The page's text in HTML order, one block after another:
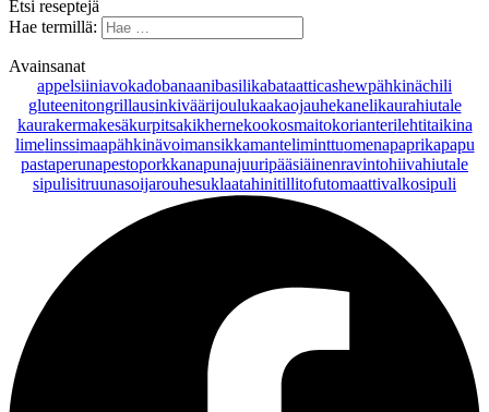
Etsi reseptejä
Hae termillä:
Avainsanat
appelsiiniavokadobanaanibasilikabataatticashewpähkinächili
gluteenitongrillausinkiväärijoulukaakaojauhekanelikaurahiutale
kaurakermakesäkurpitsakikhernekookosmaitokorianterilehtitaikina
limelinssimaapähkinävoimansikkamanteliminttuomenapaprikapapu
pastaperunapestoporkkanapunajuuripääsiäinenravintohiivahiutale
sipulisitruunasoijarouhesuklaatahinitillitofutomaattivalkosipuli